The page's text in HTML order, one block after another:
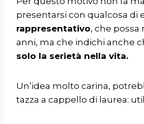
presentarsi con qualcosa di
rappresentativo, che
anni, ma che indichi anche
solo la serietà nella vita.
Un’idea molto carina,
tazza a cappello di laurea: